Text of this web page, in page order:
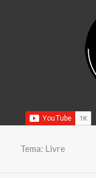
Tema: Livre